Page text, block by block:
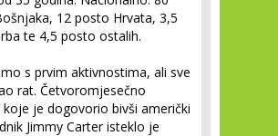
12 posto Hrvata, 3,5
te 4,5 posto ostalih.
s prvim aktivnostima, ali sve
rat. Četvoromjesečno
je dogovorio bivši američki
Jimmy Carter isteklo je